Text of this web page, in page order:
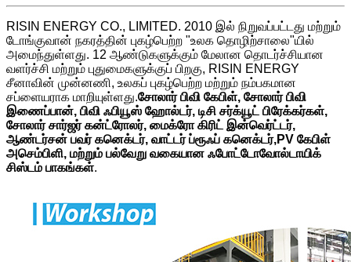
RISIN ENERGY CO., LIMITED. 2010 இல் நிறுவப்பட்டது மற்றும்
டோங்குவான் நகரத்தின் புகழ்பெற்ற "உலக தொழிற்சாலை"யில்
அமைந்துள்ளது. 12 ஆண்டுகளுக்கும் மேலான தொடர்ச்சியான
வளர்ச்சி மற்றும் புதுமைகளுக்குப் பிறகு, RISIN ENERGY
சீனாவின் முன்னணி, உலகப் புகழ்பெற்ற மற்றும் நம்பகமான
சப்ளையராக மாறியுள்ளது.சோலார் பிவி கேபிள், சோலார் பிவி
இணைப்பான், பிவி ஃபியூஸ் ஹோல்டர், டிசி சர்க்யூட் பிரேக்கர்கள்,
சோலார் சார்ஜர் கன்ட்ரோலர், மைக்ரோ கிரிட் இன்வெர்ட்டர்,
ஆண்டர்சன் பவர் கனெக்டர், வாட்டர் ப்ரூஃப் கனெக்டர்,PV கேபிள்
அசெம்பிளி, மற்றும் பல்வேறு வகையான ஃபோட்டோவோல்டாயிக்
சிஸ்டம் பாகங்கள்.